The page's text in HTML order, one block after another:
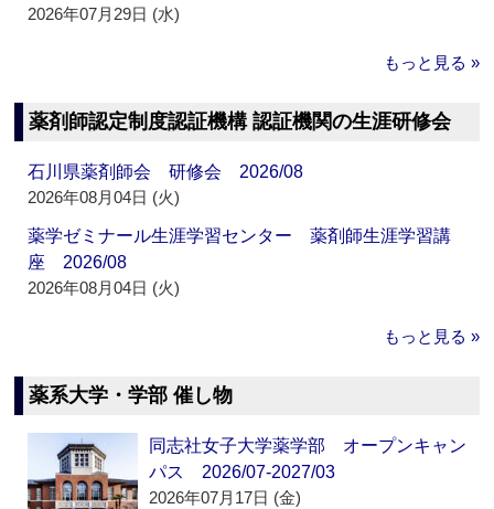
2026年07月29日 (水)
もっと見る »
薬剤師認定制度認証機構 認証機関の生涯研修会
石川県薬剤師会 研修会 2026/08
2026年08月04日 (火)
薬学ゼミナール生涯学習センター 薬剤師生涯学習講
座 2026/08
2026年08月04日 (火)
もっと見る »
薬系大学・学部 催し物
同志社女子大学薬学部 オープンキャン
パス 2026/07-2027/03
2026年07月17日 (金)